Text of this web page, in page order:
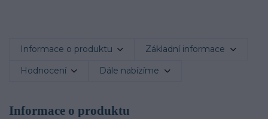
Informace o produktu Základní informace
Hodnocení Dále nabízíme
Informace o produktu